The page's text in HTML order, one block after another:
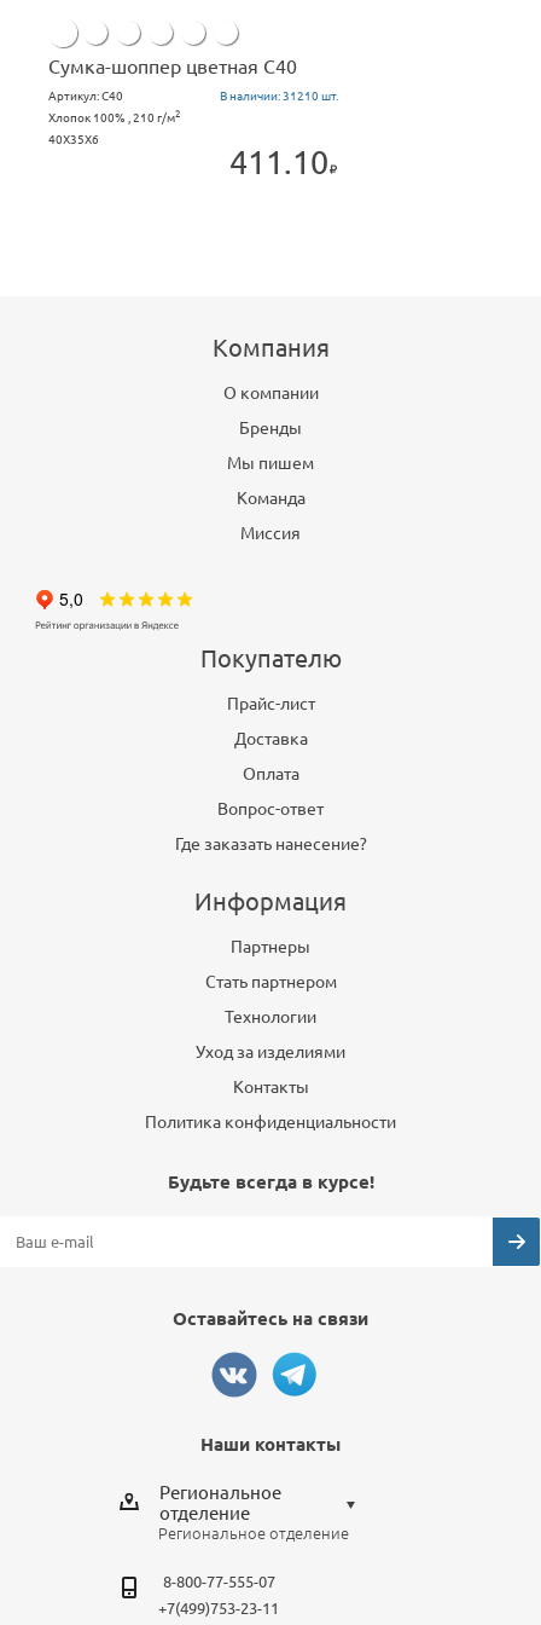
Сумка-шоппер цветная С40
Артикул:C40 В наличии:31210 шт.
Хлопок 100% , 210 г/м2
40X35X6
411.10
Компания
О компании
Бренды
Мы пишем
Команда
Миссия
Покупателю
Прайс-лист
Доставка
Оплата
Вопрос-ответ
Где заказать нанесение?
Информация
Партнеры
Стать партнером
Технологии
Уход за изделиями
Контакты
Политика конфиденциальности
Будьте всегда в курсе!
Оставайтесь на связи
Наши контакты
Региональное
отделение
Выберите отделение
Региональное отделение
Региональное отделение
8-800-77-555-07
+7(499)753-23-11